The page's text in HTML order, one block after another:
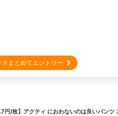
スまとめてエントリー
円/枚】アクティ におわないのは良いパン